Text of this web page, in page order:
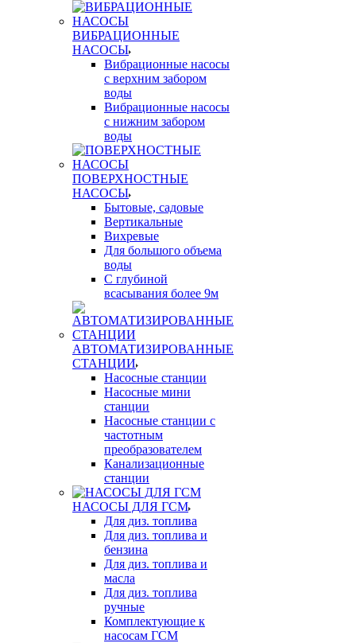
ВИБРАЦИОННЫЕ
НАСОСЫ
Вибрационные насосы
с верхним забором
воды
Вибрационные насосы
с нижним забором
воды
ПОВЕРХНОСТНЫЕ
НАСОСЫ
Бытовые, садовые
Вертикальные
Вихревые
Для большого объема
воды
С глубиной
всасывания более 9м
АВТОМАТИЗИРОВАННЫЕ
СТАНЦИИ
Насосные станции
Насосные мини
станции
Насосные станции с
частотным
преобразователем
Канализационные
станции
НАСОСЫ ДЛЯ ГСМ
Для диз. топлива
Для диз. топлива и
бензина
Для диз. топлива и
масла
Для диз. топлива
ручные
Комплектующие к
насосам ГСМ